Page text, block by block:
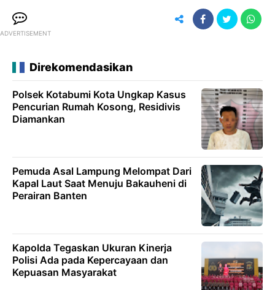
ADVERTISEMENT
Direkomendasikan
Polsek Kotabumi Kota Ungkap Kasus
Pencurian Rumah Kosong, Residivis
Diamankan
Pemuda Asal Lampung Melompat Dari
Kapal Laut Saat Menuju Bakauheni di
Perairan Banten
Kapolda Tegaskan Ukuran Kinerja
Polisi Ada pada Kepercayaan dan
Kepuasan Masyarakat